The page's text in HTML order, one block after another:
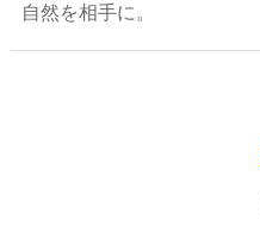
自然を相手に。